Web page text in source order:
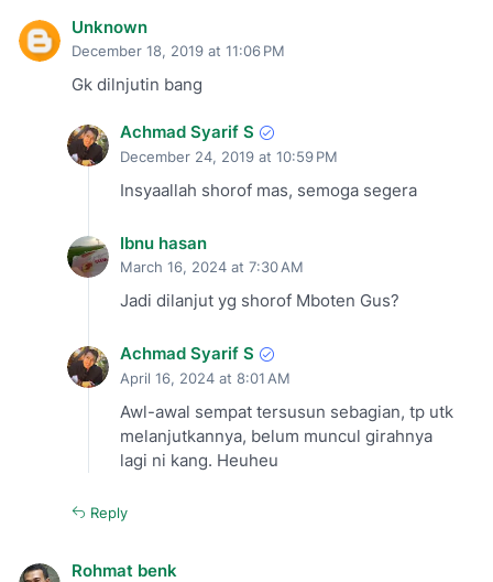
Unknown
December 18, 2019 at 11:06 PM
Gk dilnjutin bang
Achmad Syarif S
December 24, 2019 at 10:59 PM
Insyaallah shorof mas, semoga segera
Ibnu hasan
March 16, 2024 at 7:30 AM
Jadi dilanjut yg shorof Mboten Gus?
Achmad Syarif S
April 16, 2024 at 8:01 AM
Awl-awal sempat tersusun sebagian, tp utk
melanjutkannya, belum muncul girahnya
lagi ni kang. Heuheu
Reply
Rohmat benk